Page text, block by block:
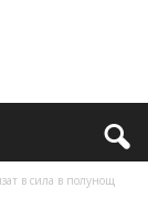
в сила в полунощ